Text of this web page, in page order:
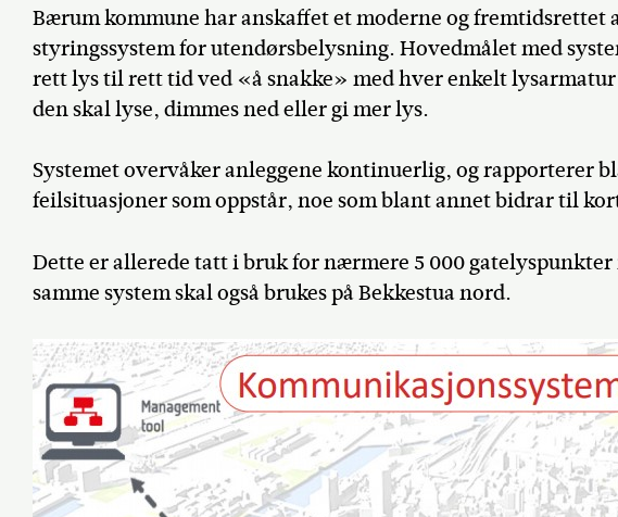
Bærum kommune har anskaffet et moderne og fremtidsrettet
styringssystem for utendørsbelysning. Hovedmålet med
rett lys til rett tid ved «å snakke» med hver enkelt lysarmatur
den skal lyse, dimmes ned eller gi mer lys.
Systemet overvåker anleggene kontinuerlig, og rapporterer
feilsituasjoner som oppstår, noe som blant annet bidrar til
Dette er allerede tatt i bruk for nærmere 5 000
samme system skal også brukes på Bekkestua nord.